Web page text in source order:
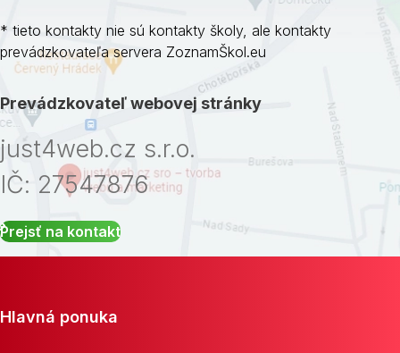
* tieto kontakty nie sú kontakty školy, ale kontakty
prevádzkovateľa servera ZoznamŠkol.eu
Prevádzkovateľ webovej stránky
just4web.cz s.r.o.
IČ: 27547876
Prejsť na kontakt
Hlavná ponuka